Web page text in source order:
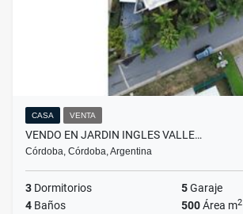
CASA VENTA
VENDO EN JARDIN INGLES VALLE…
Córdoba, Córdoba, Argentina
3 Dormitorios 5Garaje
4 Baños 500Área m2